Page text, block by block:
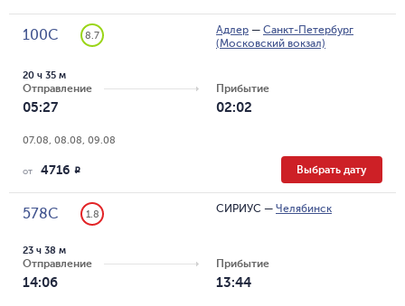
100С 8.7 Адлер — Санкт-Петербург
(Московский вокзал)
Отправление
05:27
20 ч 35 м
Прибытие
02:02
07.08, 08.08, 09.08
от 4716 R Выбрать дату
578С 1.8 СИРИУС — Челябинск
Отправление
14:06
23 ч 38 м
Прибытие
13:44